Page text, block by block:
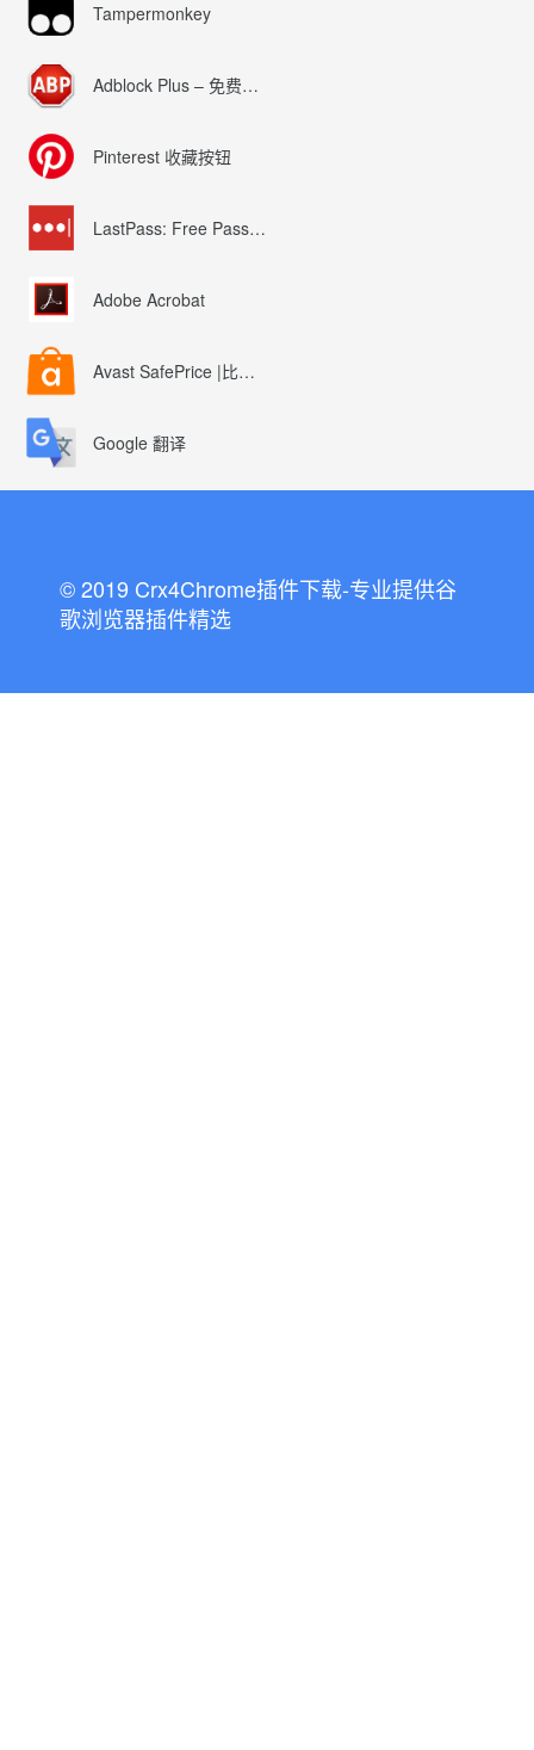
Tampermonkey
Adblock Plus – 免费的广告拦截器
Pinterest 收藏按钮
LastPass: Free Password Manager
Adobe Acrobat
Avast SafePrice |比较、交易、优惠券
Google 翻译
© 2019 Crx4Chrome插件下载-专业提供谷
歌浏览器插件精选